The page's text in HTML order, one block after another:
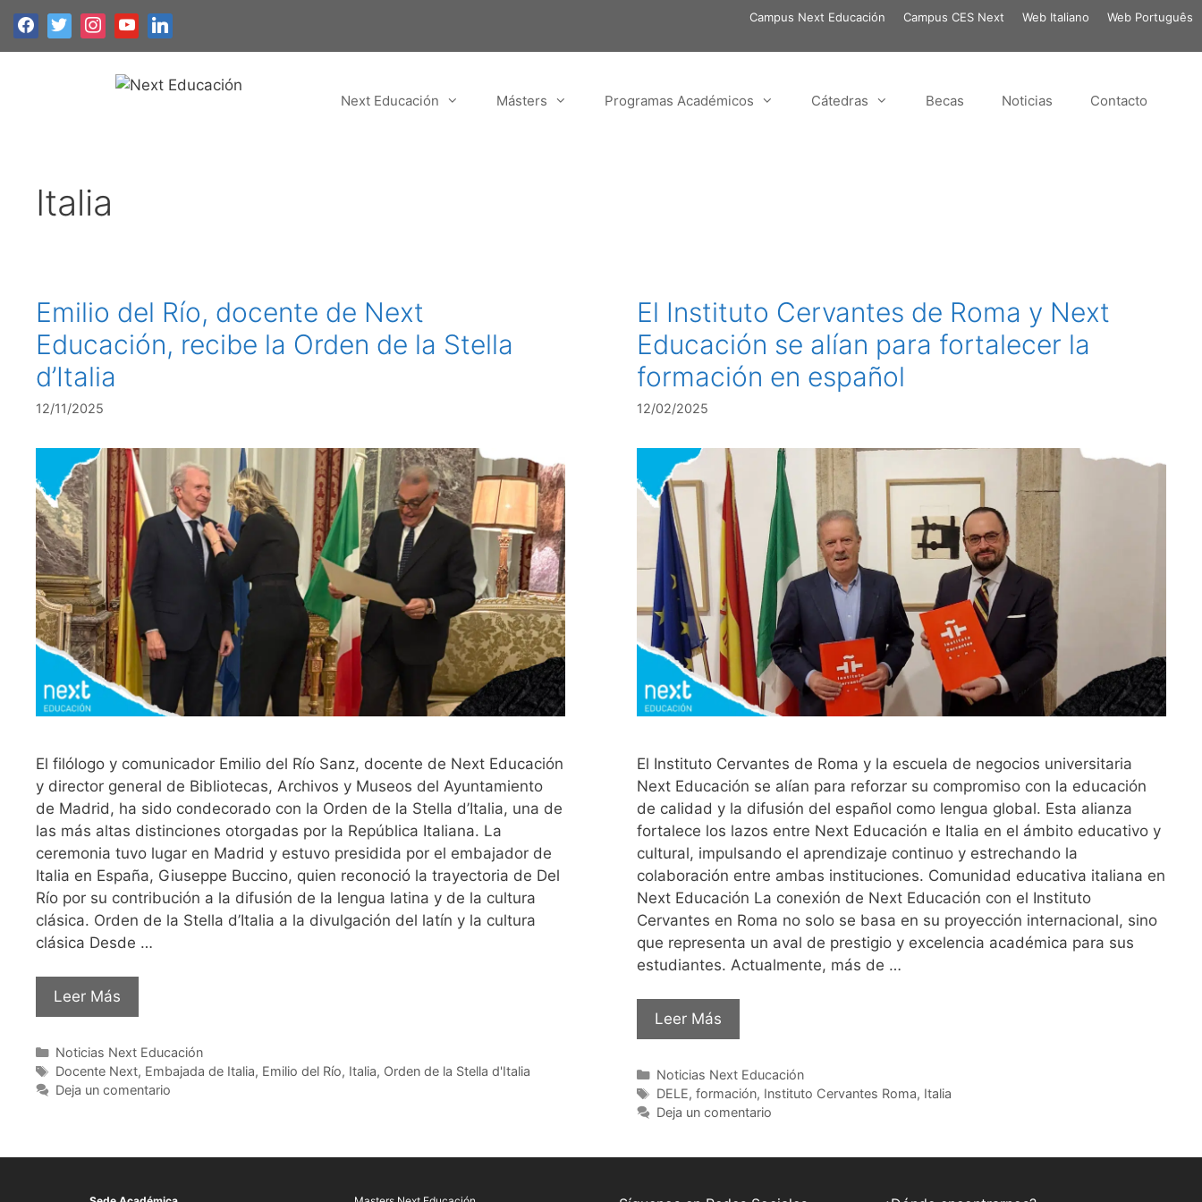
Campus Next Educación Campus CES Next Web Italiano Web Português
Next Educación Másters Programas Académicos Cátedras Becas Noticias Contacto
Italia
Emilio del Río, docente de Next
Educación, recibe la Orden de la Stella
d’Italia
12/11/2025
El filólogo y comunicador Emilio del Río Sanz, docente de Next Educación
y director general de Bibliotecas, Archivos y Museos del Ayuntamiento
de Madrid, ha sido condecorado con la Orden de la Stella d’Italia, una de
las más altas distinciones otorgadas por la República Italiana. La
ceremonia tuvo lugar en Madrid y estuvo presidida por el embajador de
Italia en España, Giuseppe Buccino, quien reconoció la trayectoria de Del
Río por su contribución a la difusión de la lengua latina y de la cultura
clásica. Orden de la Stella d’Italia a la divulgación del latín y la cultura
clásica Desde …
Leer Más
Noticias Next Educación
Docente Next, Embajada de Italia, Emilio del Río, Italia, Orden de la Stella d'Italia
Deja un comentario
El Instituto Cervantes de Roma y Next
Educación se alían para fortalecer la
formación en español
12/02/2025
El Instituto Cervantes de Roma y la escuela de negocios universitaria
Next Educación se alían para reforzar su compromiso con la educación
de calidad y la difusión del español como lengua global. Esta alianza
fortalece los lazos entre Next Educación e Italia en el ámbito educativo y
cultural, impulsando el aprendizaje continuo y estrechando la
colaboración entre ambas instituciones. Comunidad educativa italiana en
Next Educación La conexión de Next Educación con el Instituto
Cervantes en Roma no solo se basa en su proyección internacional, sino
que representa un aval de prestigio y excelencia académica para sus
estudiantes. Actualmente, más de …
Leer Más
Noticias Next Educación
DELE, formación, Instituto Cervantes Roma, Italia
Deja un comentario